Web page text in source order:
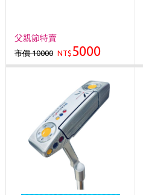
父親節特賣
市價 10000 NT$5000